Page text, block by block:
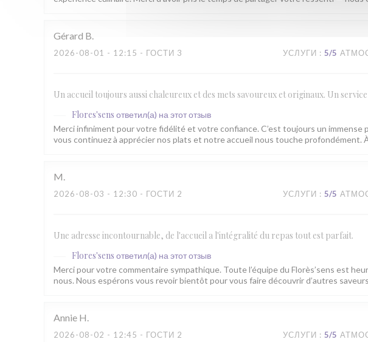
Gérard B
2026-08-01 - 12:15 - ГОСТИ 3 УСЛУГИ : 5/5
Un accueil toujours aussi chaleureux et des mets savoureux et originaux. Un
Flores'sens ответил(а) на этот отзыв
Merci infiniment pour votre fidélité et votre confiance. C’est toujours un immense
vous continuez à apprécier nos plats et notre accueil nous touche profondément.
M
2026-08-03 - 12:30 - ГОСТИ 2 УСЛУГИ : 5/5
Une adresse incontournable, de l'accueil a l'intégralité du repas tout est parfait.
Flores'sens ответил(а) на этот отзыв
Merci pour votre commentaire sympathique. Toute l’équipe du Florès’sens est
nous. Nous espérons vous revoir bientôt pour vous faire découvrir d’autres
Annie H
2026-08-02 - 12:45 - ГОСТИ 2 УСЛУГИ : 5/5